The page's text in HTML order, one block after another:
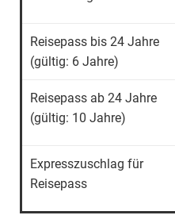
Reisepass bis 24 Jahre
(gültig: 6 Jahre)
Reisepass ab 24 Jahre
(gültig: 10 Jahre)
Expresszuschlag für
Reisepass